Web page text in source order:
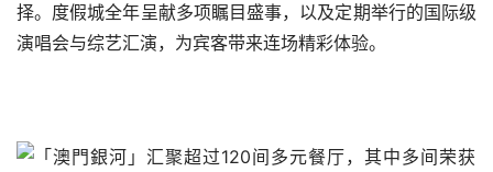
择。度假城全年呈献多项瞩目盛事，以及定期举行的国际级
演唱会与综艺汇演，为宾客带来连场精彩体验。